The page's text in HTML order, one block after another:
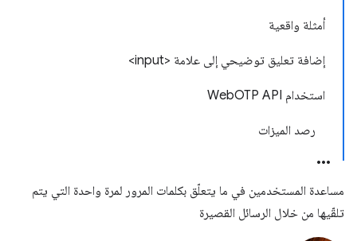
أمثلة واقعية
إضافة تعليق توضيحي إلى علامة <input>
استخدام WebOTP API
رصد الميزات
مساعدة المستخدمين في ما يتعلّق بكلمات المرور لمرة واحدة التي يتم
تلقّيها من خلال الرسائل القصيرة